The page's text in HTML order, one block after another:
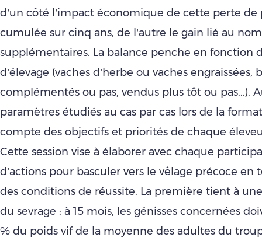
d’un côté l’impact économique de cette perte de
cumulée sur cinq ans, de l’autre le gain lié au
supplémentaires. La balance penche en fonction
d’élevage (vaches d’herbe ou vaches engraissées,
complémentés ou pas, vendus plus tôt ou pas...).
paramètres étudiés au cas par cas lors de la
compte des objectifs et priorités de chaque
Cette session vise à élaborer avec chaque
d’actions pour basculer vers le vêlage précoce
des conditions de réussite. La première tient à
du sevrage : à 15 mois, les génisses concernées
% du poids vif de la moyenne des adultes du